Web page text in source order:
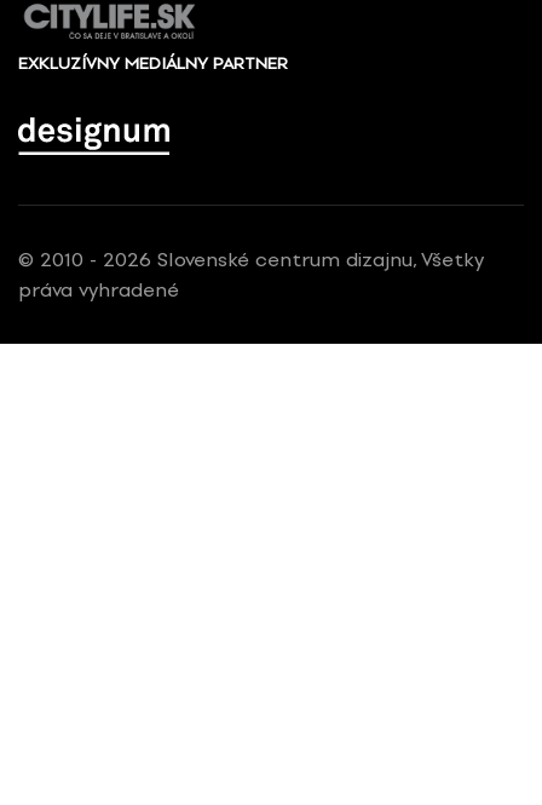
EXKLUZÍVNY MEDIÁLNY PARTNER
© 2010 - 2026 Slovenské centrum dizajnu, Všetky
práva vyhradené